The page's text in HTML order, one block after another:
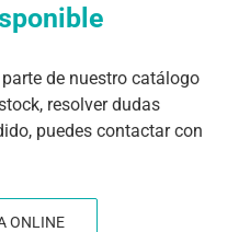
de nuestro catálogo
resolver dudas
puedes contactar con
ONLINE